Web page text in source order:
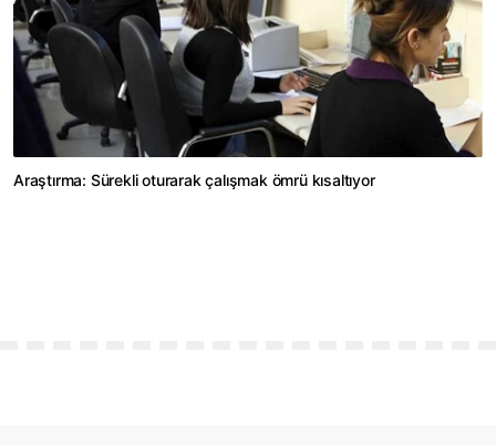
Araştırma: Sürekli oturarak çalışmak ömrü kısaltıyor